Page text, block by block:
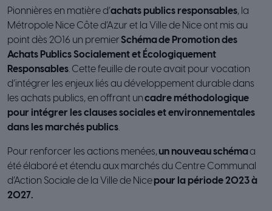
Pionnières en matière d’achats publics responsables, la
Métropole Nice Côte d’Azur et la Ville de Nice ont mis au
point dès 2016 un premierSchémade Promotion des
Achats Publics Socialement et Écologiquement
Responsables. Cette feuille de route avait pour vocation
d’intégrer les enjeux liés au développement durable dans
les achats publics, en offrant uncadre méthodologique
pour intégrer les clauses sociales et environnementales
dans les marchés publics.
Pour renforcer les actions menées,un nouveau schémaa
été élaboré et étendu aux marchés du Centre Communal
d’Action Sociale de la Ville de Nicepour la période 2023 à
2027.